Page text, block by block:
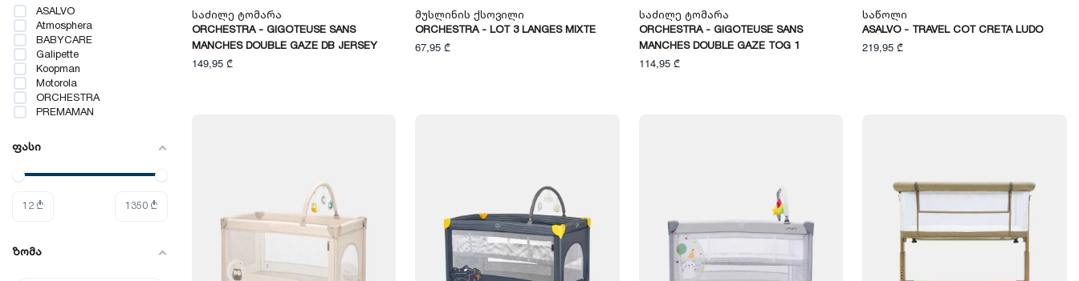
Საძილე Ტომარა
ORCHESTRA - GIGOTEUSE SANS
MANCHES DOUBLE GAZE DB JERSEY
149,95 ₾
Მუსლინის Ქსოვილი
ORCHESTRA - LOT 3 LANGES MIXTE
67,95 ₾
Საძილე Ტომარა
ORCHESTRA - GIGOTEUSE SANS
MANCHES DOUBLE GAZE TOG 1
114,95 ₾
Საწოლი
ASALVO - TRAVEL COT CRETA LUDO
219,95 ₾
მოსეს კალათა
მწერებისგან დამცავი
ბადე
საბავშვო საწოლის
დამცავი
საკიდები
საწოლის ფარდა
შტამპი & მელანი
თიხა ანაბეჭდისთვის
მუსიკალური
მუსიკალური ყუთი
ტექსტილი და
ASALVO
Atmosphera
BABYCARE
Galipette
Koopman
Motorola
ORCHESTRA
PREMAMAN
ფასი
12 ₾ 1350 ₾
ზომა